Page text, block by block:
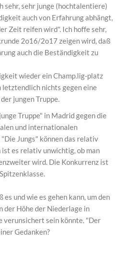
sehr, sehr junge (hochtalentiere)
auch von Erfahrung abhängt,
Zeit reifen wird". Ich hoffe sehr,
2o16/2o17 zeigen wird, daß
auch die Beständigkeit zu
wieder ein Champ.lig-platz
nichts gegen eine
jungen Truppe.
Truppe" in Madrid gegen die
und internationalen
Jungs" können das relativ
ist es relativ unwichtig, ob man
wird. Die Konkurrenz ist
und wie es gehen kann, um den
der Höhe der Niederlage in
verunsichert sein könnte. "Der
Gedanken?